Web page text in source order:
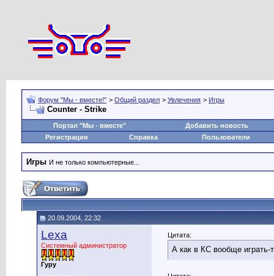
Форум "Мы - вместе!" > Общий раздел > Увлечения > Игры
Counter - Strike
Портал "Мы - вместе"
Добавить новость
Регистрация
Справка Пользователи
Игры И не только компьютерные...
20.09.2004, 22:32
Lexa
Системный администратор
Гуру
Цитата:
А как в КС вообще играть-